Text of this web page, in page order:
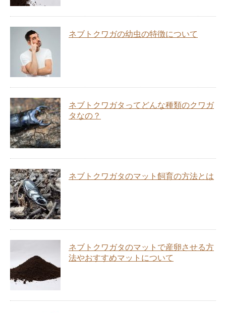
ネブトクワガの幼虫の特徴について
ネブトクワガタってどんな種類のクワガ
タなの？
ネブトクワガタのマット飼育の方法とは
ネブトクワガタのマットで産卵させる方
法やおすすめマットについて